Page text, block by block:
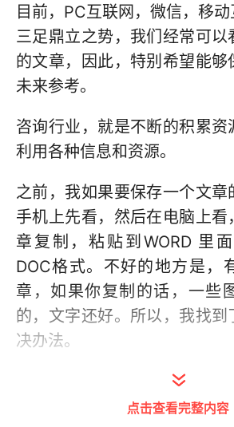
目前，PC互联网，微信，移
三足鼎立之势，我们经常可以
的文章，因此，特别希望能够
未来参考。
咨询行业，就是不断的积累资
利用各种信息和资源。
之前，我如果要保存一个文章
手机上先看，然后在电脑上看
章复制，粘贴到WORD 里
DOC格式。不好的地方是，
章，如果你复制的话，一些
的，文字还好。所以，我找到
决办法。
其实道理很简单，就是在PC
页，然后，在网页的空白处点
点击查看完整内容